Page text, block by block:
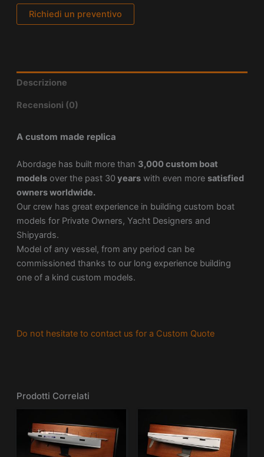
Richiedi un preventivo
Descrizione
Recensioni (0)
A custom made replica
Abordage has built more than 3,000 custom boat
modelsover the past 30 yearswith even more satisfied
owners worldwide.
Our crew has great experience in building custom boat
models for Private Owners, Yacht Designers and
Shipyards.
Model of any vessel, from any period can be
commissioned thanks to our long experience building
one of a kind custom models.
Do not hesitate to contact us for a Custom Quote
Prodotti Correlati